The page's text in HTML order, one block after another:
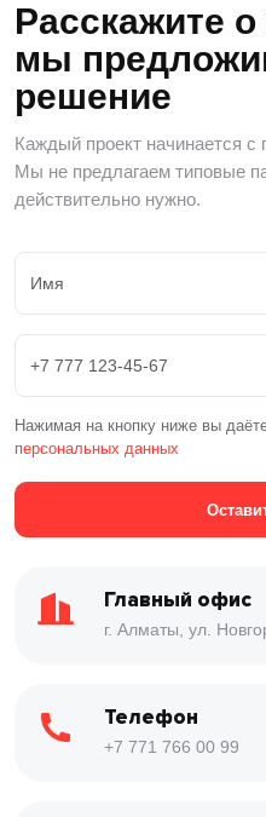
Расскажите о
мы
решение
Каждый проект начинается с
Мы не предлагаем типовые
действительно нужно.
Нажимая на кнопку ниже вы
персональных данных
Главный офис
г. Алматы, ул.
Телефон
+7 771 766 00 99